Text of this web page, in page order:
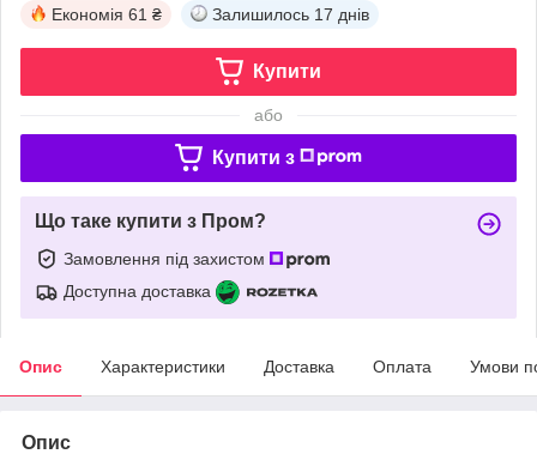
Економія 61 ₴ Залишилось 17 днів
Купити
або
Купити з
Що таке купити з Пром?
Замовлення під захистом
Доступна доставка
Опис Характеристики Доставка Оплата Умови
Опис